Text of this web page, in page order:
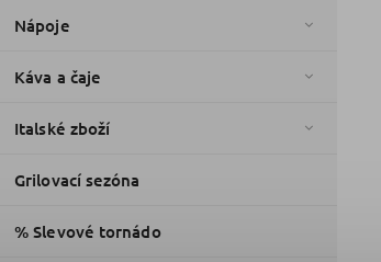
Nápoje
Káva a čaje
Italské zboží
Grilovací sezóna
% Slevové tornádo